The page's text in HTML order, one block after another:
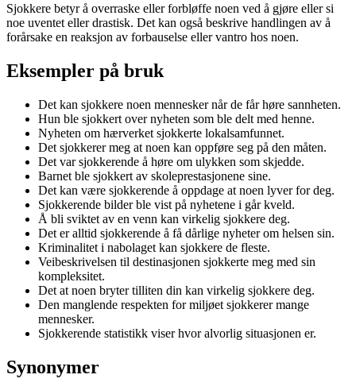
Sjokkere betyr å overraske eller forbløffe noen ved å gjøre eller si
noe uventet eller drastisk. Det kan også beskrive handlingen av å
forårsake en reaksjon av forbauselse eller vantro hos noen.
Eksempler på bruk
Det kan sjokkere noen mennesker når de får høre sannheten.
Hun ble sjokkert over nyheten som ble delt med henne.
Nyheten om hærverket sjokkerte lokalsamfunnet.
Det sjokkerer meg at noen kan oppføre seg på den måten.
Det var sjokkerende å høre om ulykken som skjedde.
Barnet ble sjokkert av skoleprestasjonene sine.
Det kan være sjokkerende å oppdage at noen lyver for deg.
Sjokkerende bilder ble vist på nyhetene i går kveld.
Å bli sviktet av en venn kan virkelig sjokkere deg.
Det er alltid sjokkerende å få dårlige nyheter om helsen sin.
Kriminalitet i nabolaget kan sjokkere de fleste.
Veibeskrivelsen til destinasjonen sjokkerte meg med sin
kompleksitet.
Det at noen bryter tilliten din kan virkelig sjokkere deg.
Den manglende respekten for miljøet sjokkerer mange
mennesker.
Sjokkerende statistikk viser hvor alvorlig situasjonen er.
Synonymer